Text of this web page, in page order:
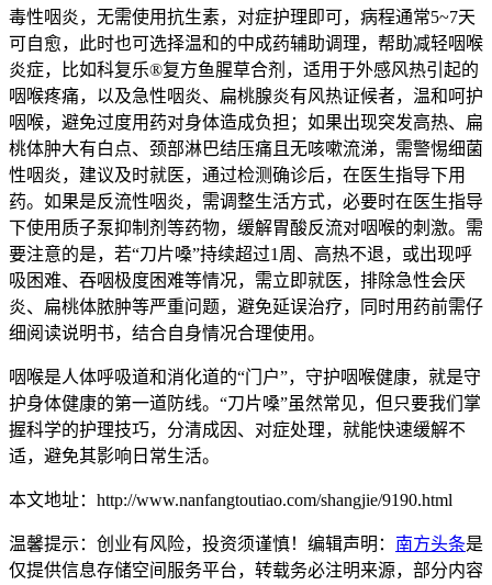
毒性咽炎，无需使用抗生素，对症护理即可，病程通常5~7天
可自愈，此时也可选择温和的中成药辅助调理，帮助减轻咽喉
炎症，比如科复乐®复方鱼腥草合剂，适用于外感风热引起的
咽喉疼痛，以及急性咽炎、扁桃腺炎有风热证候者，温和呵护
咽喉，避免过度用药对身体造成负担；如果出现突发高热、扁
桃体肿大有白点、颈部淋巴结压痛且无咳嗽流涕，需警惕细菌
性咽炎，建议及时就医，通过检测确诊后，在医生指导下用
药。如果是反流性咽炎，需调整生活方式，必要时在医生指导
下使用质子泵抑制剂等药物，缓解胃酸反流对咽喉的刺激。需
要注意的是，若“刀片嗓”持续超过1周、高热不退，或出现呼
吸困难、吞咽极度困难等情况，需立即就医，排除急性会厌
炎、扁桃体脓肿等严重问题，避免延误治疗，同时用药前需仔
细阅读说明书，结合自身情况合理使用。
咽喉是人体呼吸道和消化道的“门户”，守护咽喉健康，就是守
护身体健康的第一道防线。“刀片嗓”虽然常见，但只要我们掌
握科学的护理技巧，分清成因、对症处理，就能快速缓解不
适，避免其影响日常生活。
本文地址：http://www.nanfangtoutiao.com/shangjie/9190.html
温馨提示：创业有风险，投资须谨慎！编辑声明： 南方头条是
仅提供信息存储空间服务平台，转载务必注明来源，部分内容